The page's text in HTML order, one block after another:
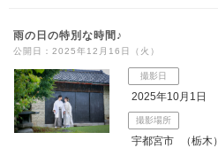
雨の日の特別な時間♪
公開日：2025年12月16日（火）
撮影日
2025年10月1日
撮影場所
宇都宮市 （栃木）